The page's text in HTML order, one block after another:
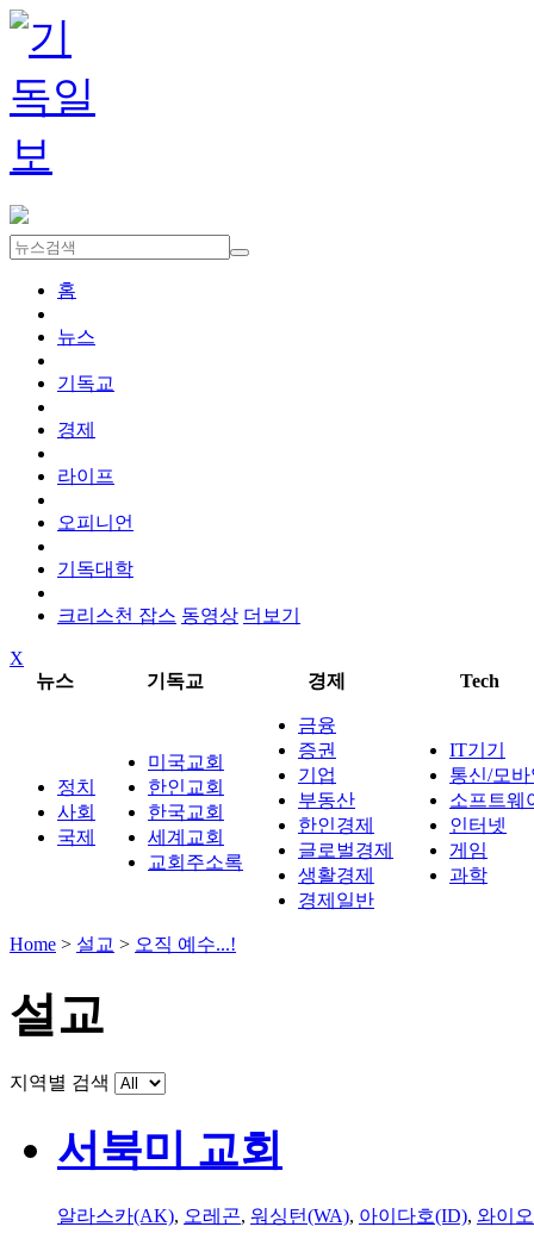
홈
뉴스
기독교
경제
라이프
오피니언
기독대학
크리스천 잡스 동영상 더보기
X
뉴스
기독교 경제 Tech
정치
사회
국제
미국교회
한인교회
한국교회
세계교회
교회주소록
금융
증권
기업
부동산
한인경제
글로벌경제
생활경제
경제일반
IT기기
통신/모
소프트웨
인터넷
게임
과학
Home > 설교 > 오직 예수...!
설교
지역별 검색
서북미 교회
알라스카(AK), 오레곤, 워싱턴(WA), 아이다호(ID), 와이